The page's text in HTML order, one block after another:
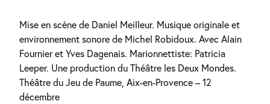
Mise en scène de Daniel Meilleur. Musique originale et
environnement sonore de Michel Robidoux. Avec Alain
Fournier et Yves Dagenais. Marionnettiste: Patricia
Leeper. Une production du Théâtre les Deux Mondes.
Théâtre du Jeu de Paume, Aix-en-Provence – 12
décembre